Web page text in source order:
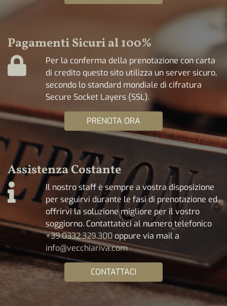
Pagamenti Sicuri al 100%
Per la conferma della prenotazione con carta
di credito questo sito utilizza un server sicuro,
secondo lo standard mondiale di cifratura
Secure Socket Layers (SSL).
PRENOTA ORA
Assistenza Costante
Il nostro staff è sempre a vostra disposizione
per seguirvi durante le fasi di prenotazione ed
offrirvi la soluzione migliore per il vostro
soggiorno. Contattateci al numero telefonico
+39.0332.329.300oppure via mail a
info@vecchiariva.com
CONTATTACI